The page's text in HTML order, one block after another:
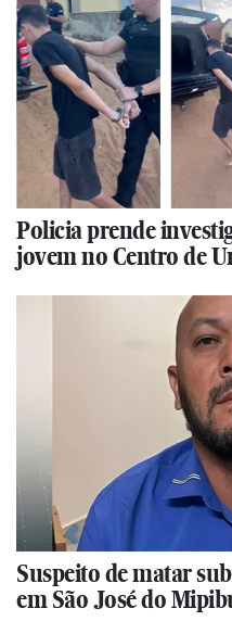
Policia prende
jovem no Centro de
Suspeito de matar
em São José do